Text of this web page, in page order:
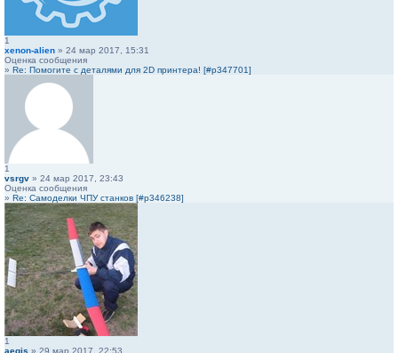
1
xenon-alien » 24 мар 2017, 15:31
Оценка сообщения
» Re: Помогите с деталями для 2D принтера! [#p347701]
1
vsrgv » 24 мар 2017, 23:43
Оценка сообщения
» Re: Самоделки ЧПУ станков [#p346238]
1
aegis » 29 мар 2017, 22:53